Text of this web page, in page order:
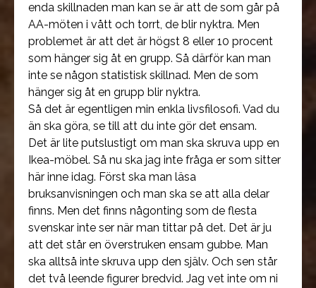
enda skillnaden man kan se är att de som går på
AA-möten i vått och torrt, de blir nyktra. Men
problemet är att det är högst 8 eller 10 procent
som hänger sig åt en grupp. Så därför kan man
inte se någon statistisk skillnad. Men de som
hänger sig åt en grupp blir nyktra.
Så det är egentligen min enkla livsfilosofi. Vad du
än ska göra, se till att du inte gör det ensam.
Det är lite putslustigt om man ska skruva upp en
Ikea-möbel. Så nu ska jag inte fråga er som sitter
här inne idag. Först ska man läsa
bruksanvisningen och man ska se att alla delar
finns. Men det finns någonting som de flesta
svenskar inte ser när man tittar på det. Det är ju
att det står en överstruken ensam gubbe. Man
ska alltså inte skruva upp den själv. Och sen står
det två leende figurer bredvid. Jag vet inte om ni